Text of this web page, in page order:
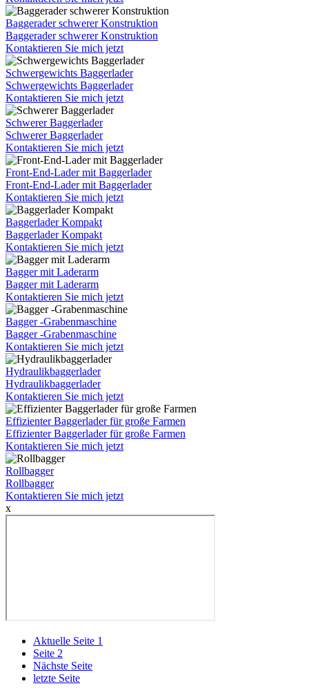
Baggerader schwerer Konstruktion
Baggerader schwerer Konstruktion
Kontaktieren Sie mich jetzt
Schwergewichts Baggerlader
Schwergewichts Baggerlader
Kontaktieren Sie mich jetzt
Schwerer Baggerlader
Schwerer Baggerlader
Kontaktieren Sie mich jetzt
Front-End-Lader mit Baggerlader
Front-End-Lader mit Baggerlader
Kontaktieren Sie mich jetzt
Baggerlader Kompakt
Baggerlader Kompakt
Kontaktieren Sie mich jetzt
Bagger mit Laderarm
Bagger mit Laderarm
Kontaktieren Sie mich jetzt
Bagger -Grabenmaschine
Bagger -Grabenmaschine
Kontaktieren Sie mich jetzt
Hydraulikbaggerlader
Hydraulikbaggerlader
Kontaktieren Sie mich jetzt
Effizienter Baggerlader für große Farmen
Effizienter Baggerlader für große Farmen
Kontaktieren Sie mich jetzt
Rollbagger
Rollbagger
Kontaktieren Sie mich jetzt
x
Aktuelle Seite 1
Seite 2
Nächste Seite
letzte Seite